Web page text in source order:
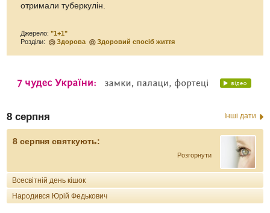
отримали туберкулін.
Джерело:"1+1"
Розділи:
Здорова Здоровий спосіб життя
8 серпня Інші дати
8 серпня святкують:
Розгорнути
Всесвітній день кішок
Народився Юрій Федькович